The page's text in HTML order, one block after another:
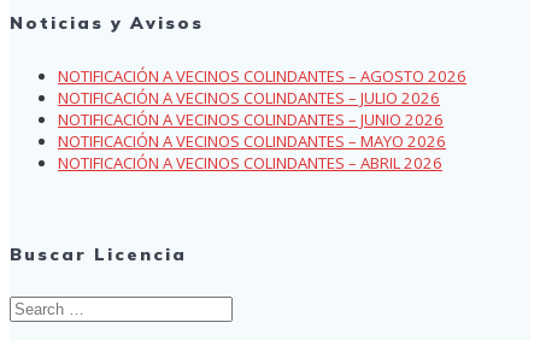
Noticias y Avisos
NOTIFICACIÓN A VECINOS COLINDANTES – AGOSTO 2026
NOTIFICACIÓN A VECINOS COLINDANTES – JULIO 2026
NOTIFICACIÓN A VECINOS COLINDANTES – JUNIO 2026
NOTIFICACIÓN A VECINOS COLINDANTES – MAYO 2026
NOTIFICACIÓN A VECINOS COLINDANTES – ABRIL 2026
Buscar Licencia
Search
for: